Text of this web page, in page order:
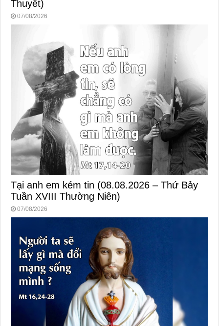
Thuyết)
07/08/2026
Tại anh em kém tin (08.08.2026 – Thứ Bảy
Tuần XVIII Thường Niên)
07/08/2026